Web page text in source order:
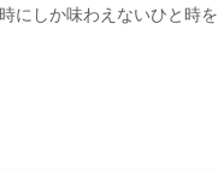
にしか味わえないひと時を